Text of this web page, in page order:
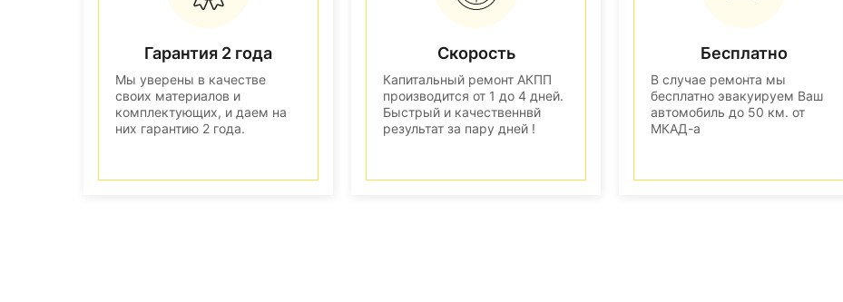
Гарантия 2 года
Мы уверены в качестве
своих материалов и
комплектующих, и даем на
них гарантию 2 года.
Скорость
Капитальный ремонт АКПП
производится от 1 до 4 дней.
Быстрый и качественнвй
результат за пару дней !
Бесплатно
В случае ремонта мы
бесплатно эвакуируем Ваш
автомобиль до 50 км. от
МКАД-а